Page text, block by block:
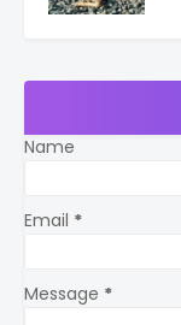
Name
Email *
Message *